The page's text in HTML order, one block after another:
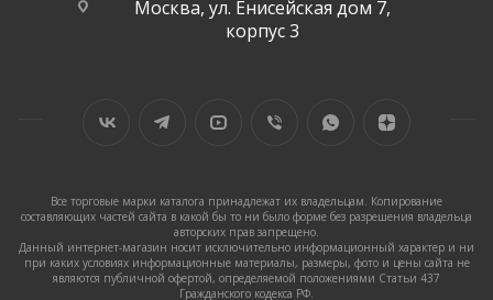
Москва, ул. Енисейская дом 7,
корпус 3
Все торговые марки каталога принадлежат их владельцам. Копирование
составляющих частей сайта в какой бы то ни было форме без разрешения владельца
авторских прав запрещено.
Данный интернет-магазин носит исключительно информационный характер и ни
при каких условиях информационные материалы, размеры, фото и цены сайта не
являются публичной офертой, определяемой положениями Статьи 437
Гражданского кодекса РФ.